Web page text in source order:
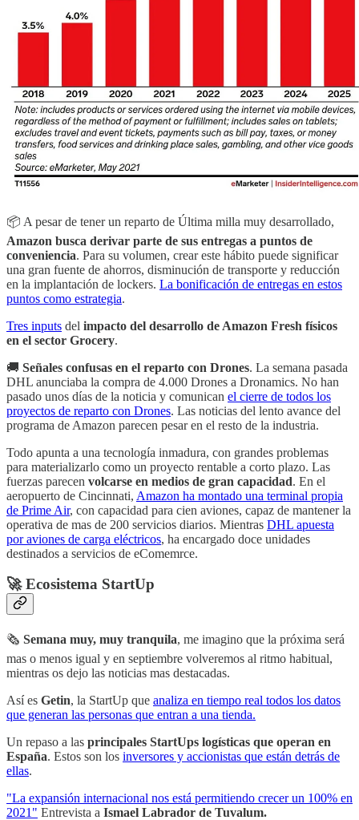
📦 A pesar de tener un reparto de Última milla muy desarrollado,
Amazon busca derivar parte de sus entregas a puntos de
conveniencia. Para su volumen, crear este hábito puede significar
una gran fuente de ahorros, disminución de transporte y reducción
en la implantación de lockers. La bonificación de entregas en estos
puntos como estrategia.
Tres inputs del impacto del desarrollo de Amazon Fresh físicos
en el sector Grocery.
🚚 Señales confusas en el reparto con Drones. La semana pasada
DHL anunciaba la compra de 4.000 Drones a Dronamics. No han
pasado unos días de la noticia y comunican el cierre de todos los
proyectos de reparto con Drones. Las noticias del lento avance del
programa de Amazon parecen pesar en el resto de la industria.
Todo apunta a una tecnología inmadura, con grandes problemas
para materializarlo como un proyecto rentable a corto plazo. Las
fuerzas parecen volcarse en medios de gran capacidad. En el
aeropuerto de Cincinnati, Amazon ha montado una terminal propia
de Prime Air, con capacidad para cien aviones, capaz de mantener la
operativa de mas de 200 servicios diarios. Mientras DHL apuesta
por aviones de carga eléctricos, ha encargado doce unidades
destinados a servicios de eComemrce.
🚀 Ecosistema StartUp
🗞 Semana muy, muy tranquila, me imagino que la próxima será
mas o menos igual y en septiembre volveremos al ritmo habitual,
mientras os dejo las noticias mas destacadas.
Así es Getin, la StartUp que analiza en tiempo real todos los datos
que generan las personas que entran a una tienda.
Un repaso a las principales StartUps logísticas que operan en
España. Estos son los inversores y accionistas que están detrás de
ellas.
"La expansión internacional nos está permitiendo crecer un 100% en
2021" Entrevista a Ismael Labrador de Tuvalum.